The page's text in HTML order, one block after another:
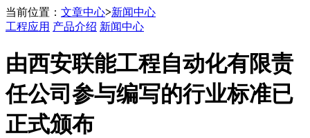
当前位置： 文章中心>新闻中心
工程应用 产品介绍 新闻中心
由西安联能工程自动化有限责
任公司参与编写的行业标准已
正式颁布